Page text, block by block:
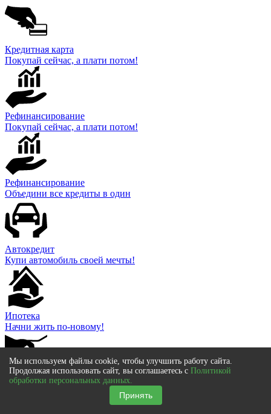
Кредитная карта
Покупай сейчас, а плати потом!
Рефинансирование
Покупай сейчас, а плати потом!
Рефинансирование
Объедини все кредиты в один
Автокредит
Купи автомобиль своей мечты!
Ипотека
Начни жить по-новому!
Кредит для бизнеса
Инвестируй в развитие своего дела!
Мы используем файлы cookie, чтобы улучшить работу сайта.
Продолжая использовать сайт, вы соглашаетесь с Политикой
обработки персональных данных.
Принять